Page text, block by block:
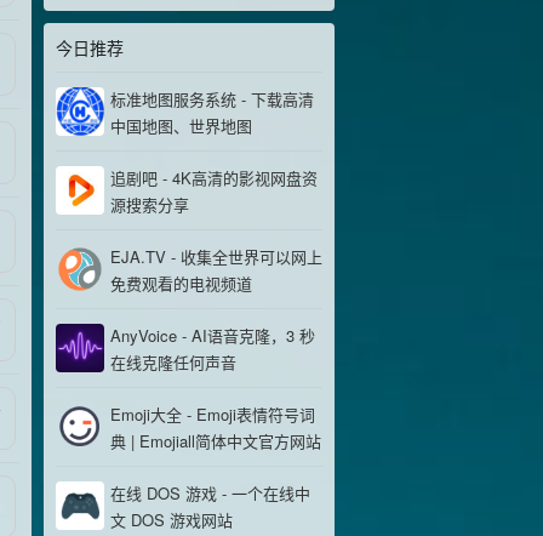
今日推荐
标准地图服务系统 - 下载高清
中国地图、世界地图
追剧吧 - 4K高清的影视网盘资
源搜索分享
EJA.TV - 收集全世界可以网上
免费观看的电视频道
AnyVoice - AI语音克隆，3 秒
在线克隆任何声音
Emoji大全 - Emoji表情符号词
典 | Emojiall简体中文官方网站
在线 DOS 游戏 - 一个在线中
文 DOS 游戏网站